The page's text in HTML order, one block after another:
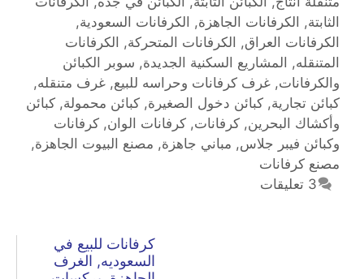
الثابتة, الكرفانات الجاهزة, الكرفانات السعودية,
الكرفانات العراق, الكرفانات المتحركة, الكرفانات
المتنقله, المشاريع السكنية الجديدة, سوبر الكبائن
والكرفانات, غرف كرفانات وحراسه للبيع, غرف متنقله,
كبائن تجارية, كبائن دخول الصغيرة, كبائن محمولة, كبائن
وأكشاك البحرين, كرفانات, كرفانات الوان, كرفانات
وكبائن فيبر جلاس, مباني جاهزة, مصنع البيوت الجاهزة,
مصنع كرفانات
3 تعليقات
كرفانات للبيع في
السعوديه, الغرف